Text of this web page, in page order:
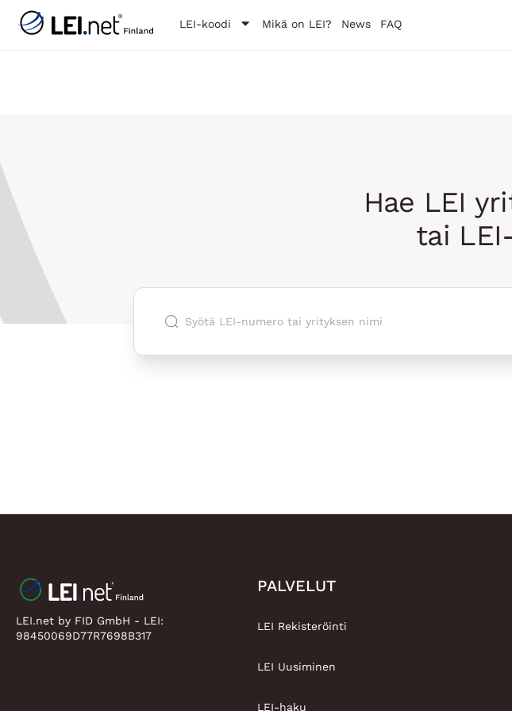
LEI-koodi Mikä on LEI? News FAQ
Hae LEI
tai
LEI.net by FID GmbH - LEI:
98450069D77R7698B317
PALVELUT
LEI Rekisteröinti
LEI Uusiminen
LEI-haku